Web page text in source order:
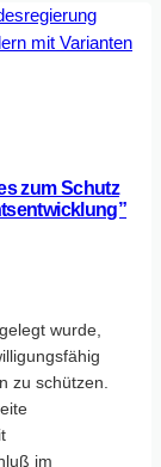
zum Schutz
wurde,
zu schützen.
im